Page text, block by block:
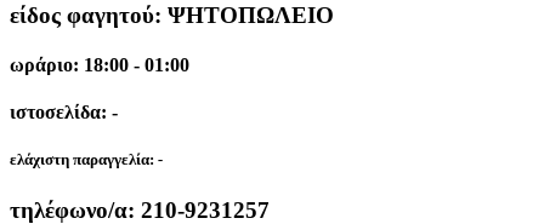
είδος φαγητού: ΨΗΤΟΠΩΛΕΙΟ
ωράριο: 18:00 - 01:00
ιστοσελίδα: -
ελάχιστη παραγγελία: -
τηλέφωνο/α: 210-9231257